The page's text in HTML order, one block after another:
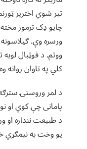
تیر شوي اختریز
چایو ډک ترموز
ورسره وې.
ووتم. د فوټبال
کلي په تاوان روانه
د لمر وروستۍ
پامانی چې کوي او
د طبیعت ننداره
یو وخت به نیمګړي